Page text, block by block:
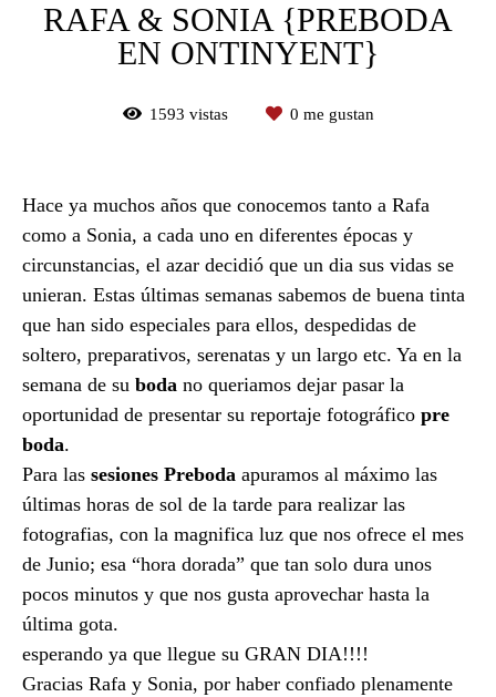
RAFA & SONIA {PREBODA
EN ONTINYENT}
1593 vistas 0 me gustan
Hace ya muchos años que conocemos tanto a Rafa
como a Sonia, a cada uno en diferentes épocas y
circunstancias, el azar decidió que un dia sus vidas se
unieran. Estas últimas semanas sabemos de buena tinta
que han sido especiales para ellos, despedidas de
soltero, preparativos, serenatas y un largo etc. Ya en la
semana de su boda no queriamos dejar pasar la
oportunidad de presentar su reportaje fotográfico pre
boda.
Para las sesiones Preboda apuramos al máximo las
últimas horas de sol de la tarde para realizar las
fotografias, con la magnifica luz que nos ofrece el mes
de Junio; esa “hora dorada” que tan solo dura unos
pocos minutos y que nos gusta aprovechar hasta la
última gota.
esperando ya que llegue su GRAN DIA!!!!
Gracias Rafa y Sonia, por haber confiado plenamente